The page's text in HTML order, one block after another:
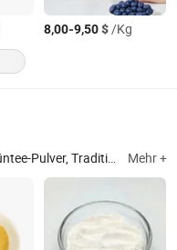
8,00-9,50$/Kg
Sojabohnenextrakt, Luteolin, Mtcha Grüntee-Pulver, Traditionelle Chinesische Medizin, Ringelblumenextraktpulver, Pflanzenextrakt, Vitamin, Mönchsfruchtpulver, L-Glutathion reduziert, Extraktpulver Mehr +